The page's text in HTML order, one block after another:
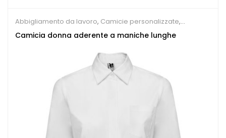
Abbigliamento da lavoro, Camicie personalizzate,
Ristorante e Pizzeria
Camicia donna aderente a maniche lunghe